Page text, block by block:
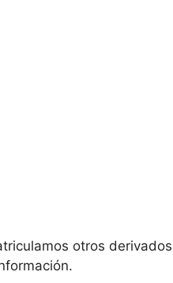
otros